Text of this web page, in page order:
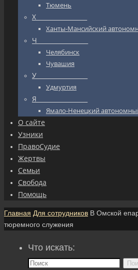
Тюмень
Х_________________
Ханты-Мансийский
Ч_________________
Челябинск
Чувашия
У_________________
Удмуртия
Я_________________
Ямало-Ненецкий
О сайте
Узники
ПравоСудие
Жертвы
Семьи
Свобода
Помощь
Главная Для сотрудников В Омской
тюремного служения
Что искать: